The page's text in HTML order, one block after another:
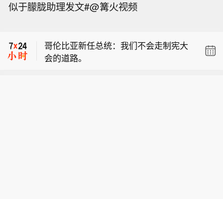
似于朦胧助理发文#@篝火视频
哥伦比亚新任总统：我们不会走制宪大
会的道路。